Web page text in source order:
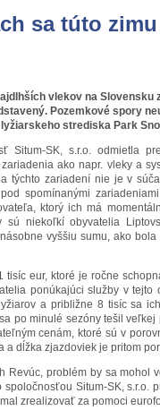
sa túto
vlekov na Slovensku
Pozemkové spory
strediska Park
Situm-SK, s.r.o. odmietla
ako napr. vleky a
týchto zariadení nie je v
spomínanými
ktorý ich má
sú niekoľkí obyvatelia
vyššiu sumu, ako
eur, ktoré je ročne
ponúkajúci služby v tejto
a približne 8 tisíc sa
po minulé sezóny tešil
cenám, ktoré sú v
a dĺžka zjazdoviek je pritom
Revúc, problém by sa mohol
Situm-SK, s.r.o.
zrealizovať za pomoci